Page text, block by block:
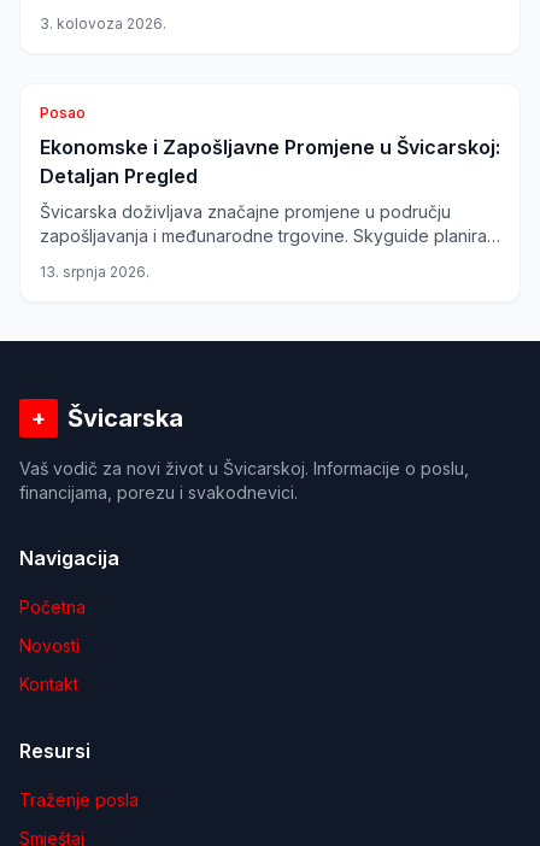
dok inovativne metode zapošljavanja i visoko plaćeni
3. kolovoza 2026.
Posao
Ekonomske i Zapošljavne Promjene u Švicarskoj:
Detaljan Pregled
Švicarska doživljava značajne promjene u području
zapošljavanja i međunarodne trgovine. Skyguide planira
suradnja s Britanijom otvara nove poslovne prilike.
13. srpnja 2026.
+ Švicarska
Vaš vodič za novi život u Švicarskoj. Informacije o poslu,
financijama, porezu i svakodnevici.
Navigacija
Početna
Novosti
Kontakt
Resursi
Traženje posla
Smještaj